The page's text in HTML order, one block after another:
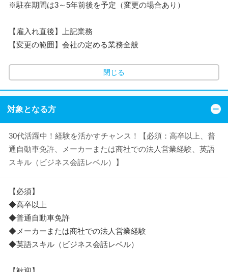
※駐在期間は3～5年前後を予定（変更の場合あり）
【雇入れ直後】上記業務
【変更の範囲】会社の定める業務全般
閉じる
対象となる方
30代活躍中！経験を活かすチャンス！【必須：高卒以上、普
通自動車免許、メーカーまたは商社での法人営業経験、英語
スキル（ビジネス会話レベル）】
【必須】
◆高卒以上
◆普通自動車免許
◆メーカーまたは商社での法人営業経験
◆英語スキル（ビジネス会話レベル）